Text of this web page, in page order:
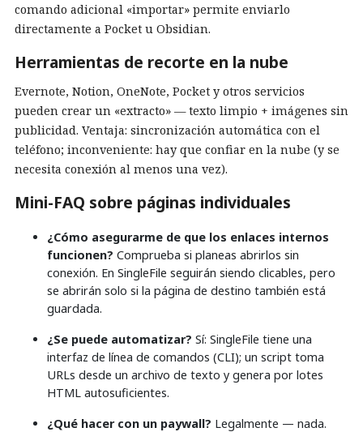
comando adicional «importar» permite enviarlo
directamente a Pocket u Obsidian.
Herramientas de recorte en la nube
Evernote, Notion, OneNote, Pocket y otros servicios
pueden crear un «extracto» — texto limpio + imágenes sin
publicidad. Ventaja: sincronización automática con el
teléfono; inconveniente: hay que confiar en la nube (y se
necesita conexión al menos una vez).
Mini-FAQ sobre páginas individuales
¿Cómo asegurarme de que los enlaces internos
funcionen? Comprueba si planeas abrirlos sin
conexión. En SingleFile seguirán siendo clicables, pero
se abrirán solo si la página de destino también está
guardada.
¿Se puede automatizar? Sí: SingleFile tiene una
interfaz de línea de comandos (CLI); un script toma
URLs desde un archivo de texto y genera por lotes
HTML autosuficientes.
¿Qué hacer con un paywall? Legalmente — nada.